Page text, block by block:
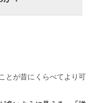
とが昔にくらべてより可